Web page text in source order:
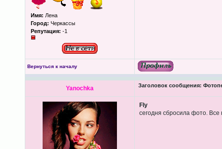
Имя: Лена
Город: Черкассы
Репутация: -1
Вернуться к началу
Yanochka Заголовок сообщения:
Fly
сегодня сбросила фото. Все